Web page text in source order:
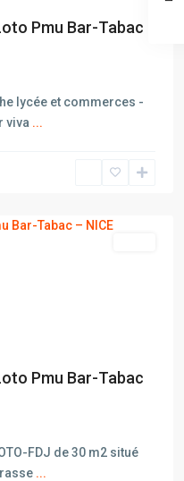
Pmu Bar-Tabac
lycée et commerces -
viva ...
Pmu Bar-Tabac
FDJ de 30 m2 situé
...